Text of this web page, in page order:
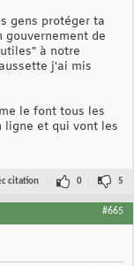
gens protéger ta
gouvernement de
à notre
j'ai mis
le font tous les
ligne et qui vont les
citation 0 5
#665